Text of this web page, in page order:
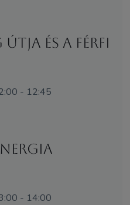
útja és a férfi
- 12:45
- 14:00